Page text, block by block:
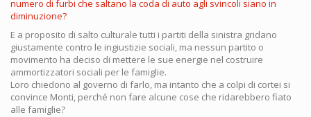
numero di furbi che saltano la coda di auto agli svincoli siano in
diminuzione?
E a proposito di salto culturale tutti i partiti della sinistra gridano
giustamente contro le ingiustizie sociali, ma nessun partito o
movimento ha deciso di mettere le sue energie nel costruire
ammortizzatori sociali per le famiglie.
Loro chiedono al governo di farlo, ma intanto che a colpi di cortei si
convince Monti, perché non fare alcune cose che ridarebbero fiato
alle famiglie?